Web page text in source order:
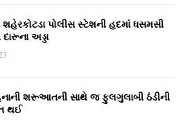
શહેરકોટડા પોલીસ સ્ટેશની હદમાં ધસમસી
અડ્ડા
શરૂઆતની સાથે જ ફુલગુલાબી ઠંડીની
થઈ